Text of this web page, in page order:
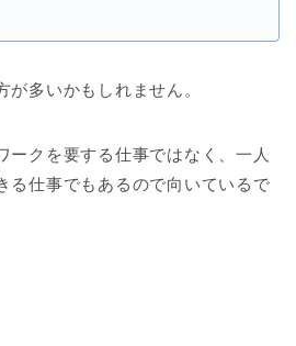
多いかもしれません。
ークを要する仕事ではなく、一人
る仕事でもあるので向いているで